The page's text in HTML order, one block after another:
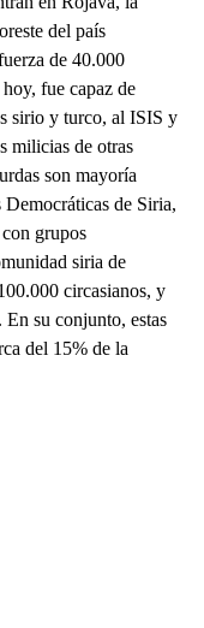
del país
de 40.000
fue capaz de
sirio y turco, al ISIS y
milicias de otras
son mayoría
Democráticas de Siria,
grupos
siria de
circasianos, y
En su conjunto, estas
del 15% de la